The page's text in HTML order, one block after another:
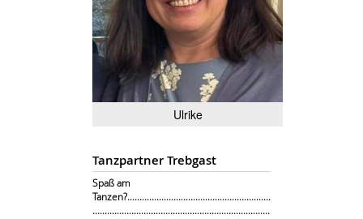
Ulrike
Tanzpartner Trebgast
Spaß am
Tanzen?...........................................................
.........................................................................